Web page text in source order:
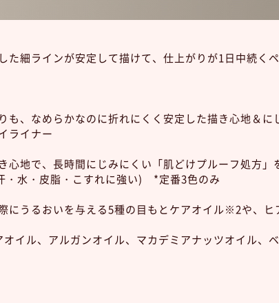
た細ラインが安定して描けて、仕上がりが1日中続く
、なめらかなのに折れにくく安定した描き心地＆に
ライナー
地で、長時間にじみにくい「肌どけプルーフ処方」
水・皮脂・こすれに強い) *定番3色のみ
にうるおいを与える5種の目もとケアオイル※2や、ヒ
イル、アルガンオイル、マカデミアナッツオイル、